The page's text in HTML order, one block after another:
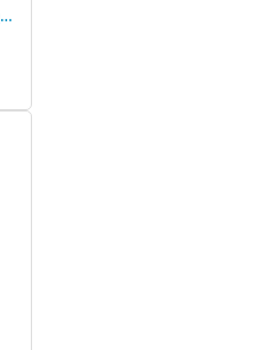
HARDLİNE %100 WHEY PROTEİN 400 GR